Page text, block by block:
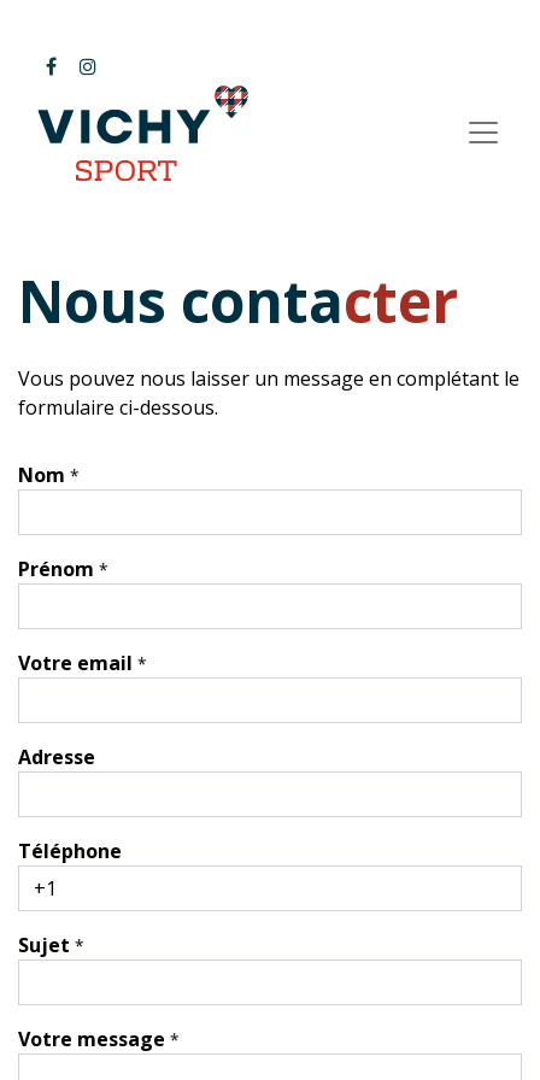
Nous contacter
Vous pouvez nous laisser un message en complétant le
formulaire ci-dessous.
Nom *
Prénom *
Votre email *
Adresse
Téléphone
Sujet *
Votre message *